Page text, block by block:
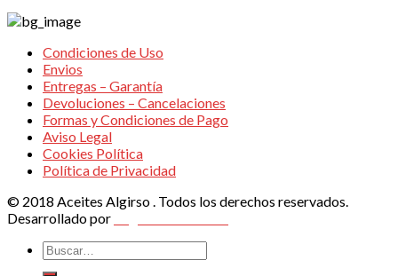
Condiciones de Uso
Envios
Entregas – Garantía
Devoluciones – Cancelaciones
Formas y Condiciones de Pago
Aviso Legal
Cookies Política
Política de Privacidad
© 2018 Aceites Algirso . Todos los derechos reservados.
Desarrollado por
Buscar
por: